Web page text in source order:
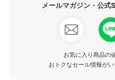
メールマガジン・公式
お気に入り商品の
おトクなセール情報が